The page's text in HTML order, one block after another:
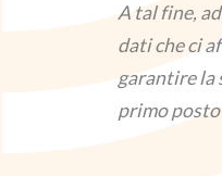
A tal fine,
dati che ci
garantire la
primo